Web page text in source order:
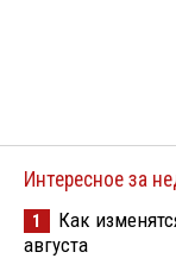
Интересное за
1
Как
августа